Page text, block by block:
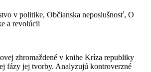
v politike, Občianska neposlušnosť, O
a revolúcii
zhromaždené v knihe Kríza republiky
fázy jej tvorby. Analyzujú kontroverzné